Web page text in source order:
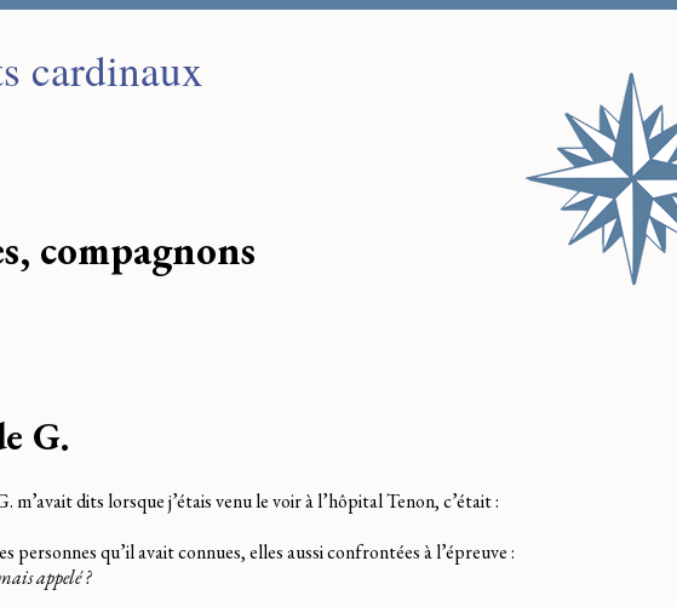
cardinaux
compagnons
G.
m’avait dits lorsque j’étais venu le voir à l’hôpital Tenon, c’était :
personnes qu’il avait connues, elles aussi confrontées à l’épreuve :
appelé ?